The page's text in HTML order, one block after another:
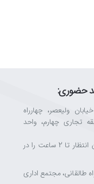
حضوری:
ولیعصر، چهارراه
تجاری چهارم، واحد
(به علت حجم بالای سفارشات، حتما زمان انتظار تا 2 ساعت را در
طالقانی، مجتمع اداری